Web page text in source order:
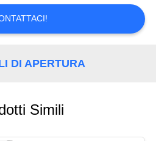
DI APERTURA
Simili